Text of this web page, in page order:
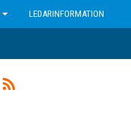
LEDARINFORMATION